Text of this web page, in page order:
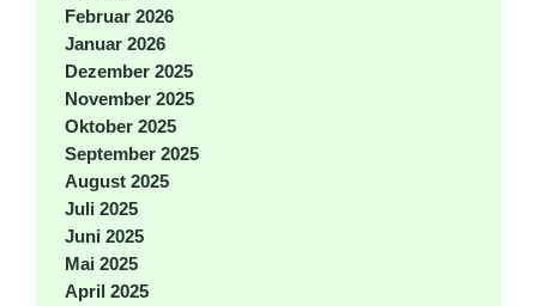
Februar 2026
Januar 2026
Dezember 2025
November 2025
Oktober 2025
September 2025
August 2025
Juli 2025
Juni 2025
Mai 2025
April 2025